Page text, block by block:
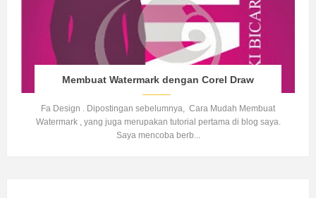
Membuat Watermark dengan Corel Draw
Fa Design . Dipostingan sebelumnya, Cara Mudah Membuat
Watermark , yang juga merupakan tutorial pertama di blog saya.
Saya mencoba berb...